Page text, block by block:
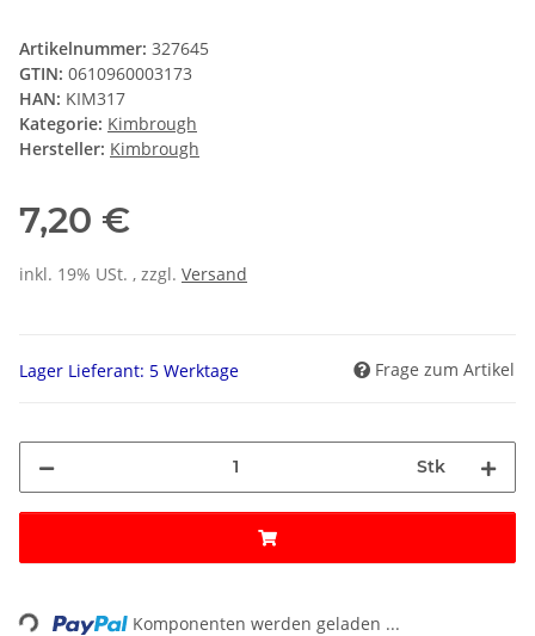
Artikelnummer: 327645
GTIN: 0610960003173
HAN: KIM317
Kategorie: Kimbrough
Hersteller: Kimbrough
7,20 €
inkl. 19% USt. , zzgl. Versand
Lager Lieferant: 5 Werktage Frage zum Artikel
Stk
Komponenten werden geladen ...